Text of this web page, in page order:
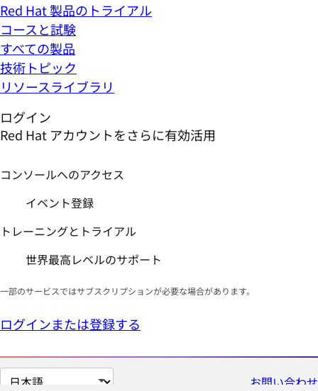
Red Hat 製品のトライアル
コースと試験
すべての製品
技術トピック
リソースライブラリ
ログイン
Red Hat アカウントをさらに有効活用
コンソールへのアクセス
イベント登録
トレーニングとトライアル
世界最高レベルのサポート
一部のサービスではサブスクリプションが必要な場合があります。
ログインまたは登録する
ペ
お問い合わせ